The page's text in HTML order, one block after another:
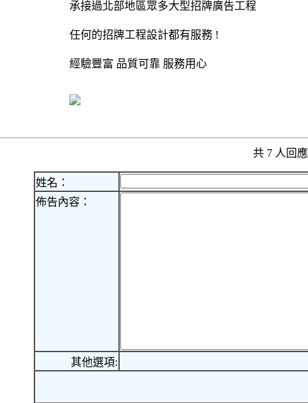
承接過北部地區眾多大型招牌廣告工程
任何的招牌工程設計都有服務 !
經驗豐富 品質可靠 服務用心
共 7 人回
姓名：
佈告內容：
其他選項: